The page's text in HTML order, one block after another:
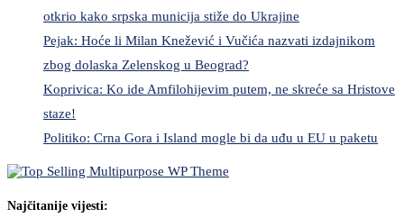
otkrio kako srpska municija stiže do Ukrajine
Pejak: Hoće li Milan Knežević i Vučića nazvati izdajnikom
zbog dolaska Zelenskog u Beograd?
Koprivica: Ko ide Amfilohijevim putem, ne skreće sa Hristove
staze!
Politiko: Crna Gora i Island mogle bi da uđu u EU u paketu
Najčitanije vijesti: